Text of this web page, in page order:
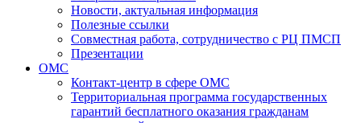
Новости, актуальная информация
Полезные ссылки
Совместная работа, сотрудничество с РЦ ПМСП
Презентации
ОМС
Контакт-центр в сфере ОМС
Территориальная программа государственных
гарантий бесплатного оказания гражданам